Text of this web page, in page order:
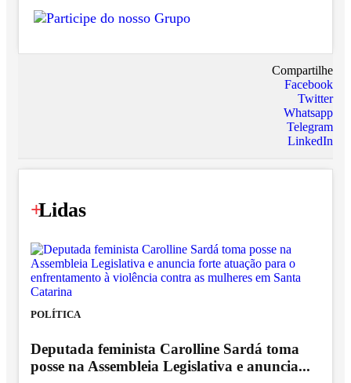
Compartilhe
Facebook
Twitter
Whatsapp
Telegram
LinkedIn
+
Lidas
POLÍTICA
Deputada feminista Carolline Sardá toma
posse na Assembleia Legislativa e anuncia...